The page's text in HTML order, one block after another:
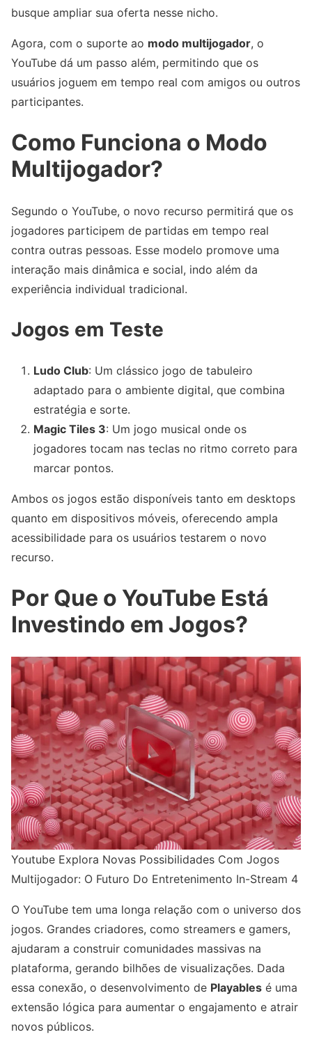
busque ampliar sua oferta nesse nicho.
Agora, com o suporte ao modo multijogador, o
YouTube dá um passo além, permitindo que os
usuários joguem em tempo real com amigos ou outros
participantes.
Como Funciona o Modo
Multijogador?
Segundo o YouTube, o novo recurso permitirá que os
jogadores participem de partidas em tempo real
contra outras pessoas. Esse modelo promove uma
interação mais dinâmica e social, indo além da
experiência individual tradicional.
Jogos em Teste
Ludo Club: Um clássico jogo de tabuleiro
adaptado para o ambiente digital, que combina
estratégia e sorte.
Magic Tiles 3: Um jogo musical onde os
jogadores tocam nas teclas no ritmo correto para
marcar pontos.
Ambos os jogos estão disponíveis tanto em desktops
quanto em dispositivos móveis, oferecendo ampla
acessibilidade para os usuários testarem o novo
recurso.
Por Que o YouTube Está
Investindo em Jogos?
Youtube Explora Novas Possibilidades Com Jogos
Multijogador: O Futuro Do Entretenimento In-Stream 4
O YouTube tem uma longa relação com o universo dos
jogos. Grandes criadores, como streamers e gamers,
ajudaram a construir comunidades massivas na
plataforma, gerando bilhões de visualizações. Dada
essa conexão, o desenvolvimento de Playables é uma
extensão lógica para aumentar o engajamento e atrair
novos públicos.